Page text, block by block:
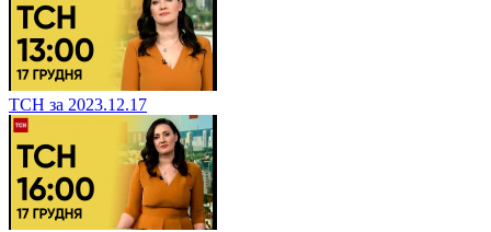
ТСН за 2023.12.17